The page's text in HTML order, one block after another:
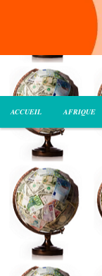
ACCUEIL AFRIQUE